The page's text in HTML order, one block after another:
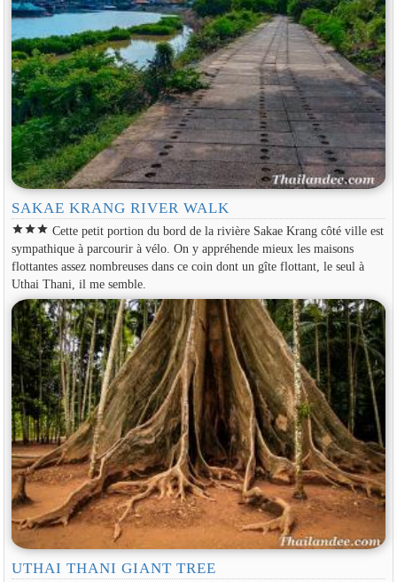
SAKAE KRANG RIVER WALK
starstarstar Cette petit portion du bord de la rivière Sakae Krang côté ville est
sympathique à parcourir à vélo. On y appréhende mieux les maisons
flottantes assez nombreuses dans ce coin dont un gîte flottant, le seul à
Uthai Thani, il me semble.
UTHAI THANI GIANT TREE